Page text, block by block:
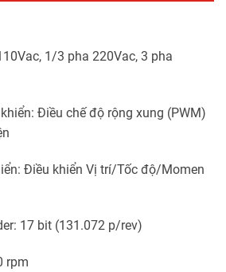
1/3 pha 220Vac, 3 pha
Điều chế độ rộng xung (PWM)
Điều khiển Vị trí/Tốc độ/Momen
17 bit (131.072 p/rev)
rpm